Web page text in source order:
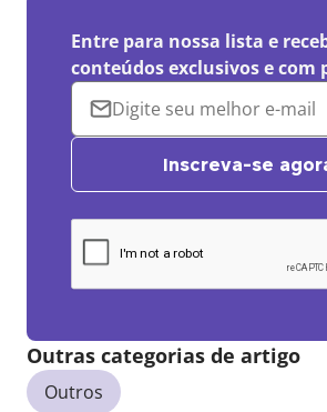
Entre para nossa lista e
conteúdos exclusivos e com
Inscreva-se
Outras categorias de artigo
Outros